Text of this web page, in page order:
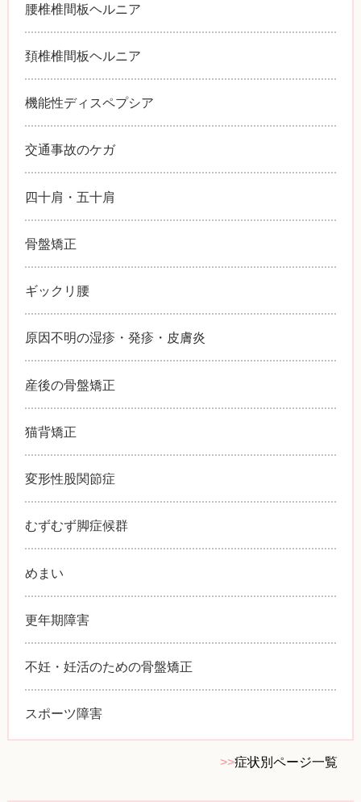
腰椎椎間板ヘルニア
頚椎椎間板ヘルニア
機能性ディスペプシア
交通事故のケガ
四十肩・五十肩
骨盤矯正
ギックリ腰
原因不明の湿疹・発疹・皮膚炎
産後の骨盤矯正
猫背矯正
変形性股関節症
むずむず脚症候群
めまい
更年期障害
不妊・妊活のための骨盤矯正
スポーツ障害
>>症状別ページ一覧